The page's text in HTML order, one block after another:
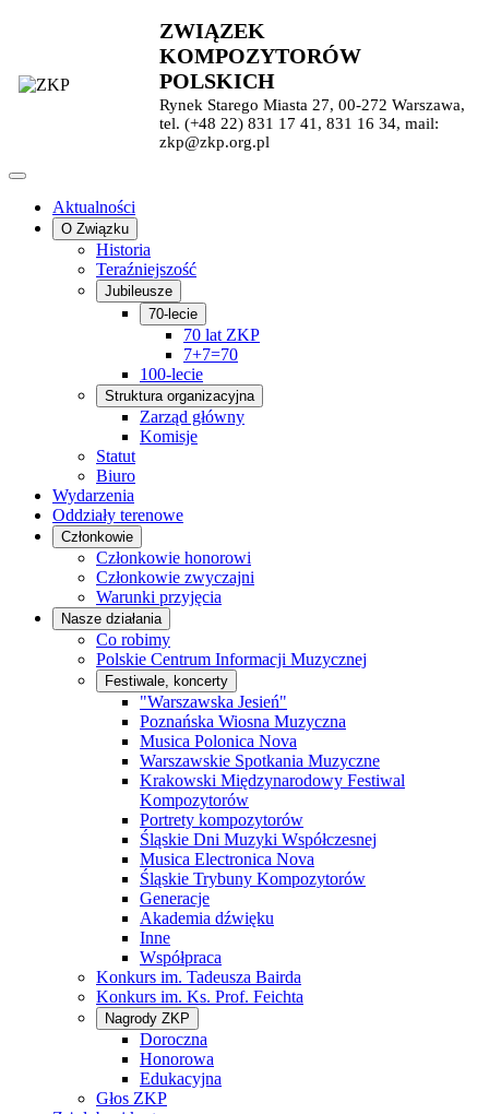
ZWIĄZEK
KOMPOZYTORÓW
POLSKICH
Rynek Starego Miasta 27, 00-272 Warszawa,
tel. (+48 22) 831 17 41, 831 16 34, mail:
zkp@zkp.org.pl
Aktualności
O Związku
Historia
Teraźniejszość
Jubileusze
70-lecie
70 lat ZKP
7+7=70
100-lecie
Struktura organizacyjna
Zarząd główny
Komisje
Statut
Biuro
Wydarzenia
Oddziały terenowe
Członkowie
Członkowie honorowi
Członkowie zwyczajni
Warunki przyjęcia
Nasze działania
Co robimy
Polskie Centrum Informacji Muzycznej
Festiwale, koncerty
"Warszawska Jesień"
Poznańska Wiosna Muzyczna
Musica Polonica Nova
Warszawskie Spotkania Muzyczne
Krakowski Międzynarodowy Festiwal
Kompozytorów
Portrety kompozytorów
Śląskie Dni Muzyki Współczesnej
Musica Electronica Nova
Śląskie Trybuny Kompozytorów
Generacje
Akademia dźwięku
Inne
Współpraca
Konkurs im. Tadeusza Bairda
Konkurs im. Ks. Prof. Feichta
Nagrody ZKP
Doroczna
Honorowa
Edukacyjna
Głos ZKP